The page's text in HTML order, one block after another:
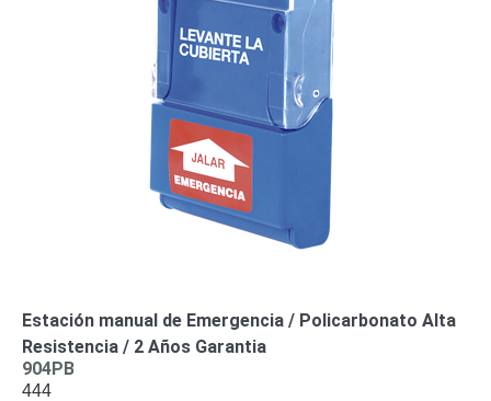
Estación manual de Emergencia / Policarbonato Alta
Resistencia / 2 Años Garantia
904PB
444